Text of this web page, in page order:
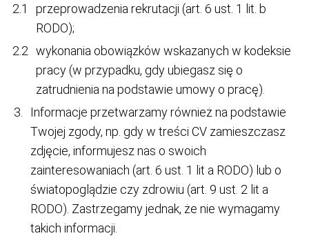
przeprowadzenia rekrutacji (art. 6 ust. 1 lit. b
RODO);
wykonania obowiązków wskazanych w kodeksie
pracy (w przypadku, gdy ubiegasz się o
zatrudnienia na podstawie umowy o pracę).
Informacje przetwarzamy również na podstawie
Twojej zgody, np. gdy w treści CV zamieszczasz
zdjęcie, informujesz nas o swoich
zainteresowaniach (art. 6 ust. 1 lit a RODO) lub o
światopoglądzie czy zdrowiu (art. 9 ust. 2 lit a
RODO). Zastrzegamy jednak, że nie wymagamy
takich informacji.